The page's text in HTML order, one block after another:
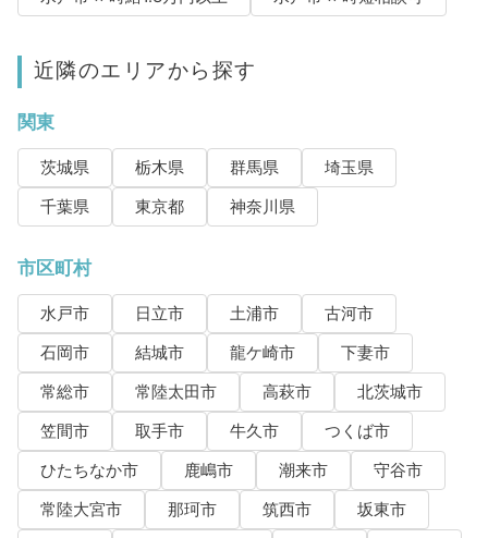
近隣のエリアから探す
関東
茨城県 栃木県 群馬県
埼玉県
千葉県
東京都 神奈川県
市区町村
水戸市 日立市 土浦市
古河市
石岡市
結城市 龍ケ崎市
下妻市
常総市
常陸太田市 高萩市
北茨城市
笠間市
取手市 牛久市
つくば市
ひたちなか市
鹿嶋市 潮来市
守谷市
常陸大宮市
那珂市 筑西市
坂東市